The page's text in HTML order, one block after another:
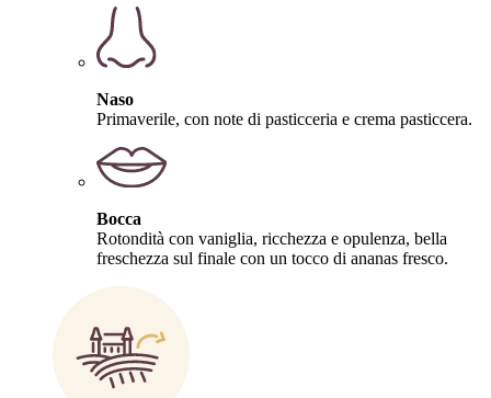
Naso
Primaverile, con note di pasticceria e crema pasticcera.
Bocca
Rotondità con vaniglia, ricchezza e opulenza, bella
freschezza sul finale con un tocco di ananas fresco.